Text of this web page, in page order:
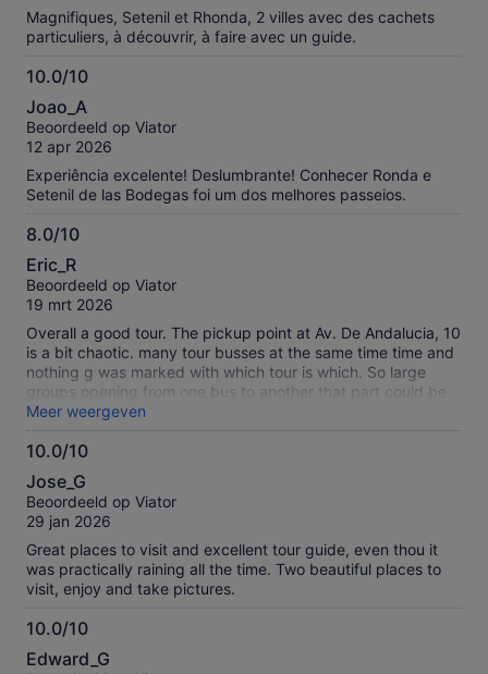
Magnifiques, Setenil et Rhonda, 2 villes avec des cachets
particuliers, à découvrir, à faire avec un guide.
10.0/10
10.0
van
10
Joao_A
Beoordeeld op Viator
12 apr 2026
Experiência excelente! Deslumbrante! Conhecer Ronda e
Setenil de las Bodegas foi um dos melhores passeios.
8.0/10
8.0
van
10
Eric_R
Beoordeeld op Viator
19 mrt 2026
Overall a good tour. The pickup point at Av. De Andalucia, 10
is a bit chaotic. many tour busses at the same time time and
nothing g was marked with which tour is which. So large
groups opening from one bus to another that part could be
organized a bit better. And at least put signs up. Otherwise a
worthy tour from Malaga as Setenil and Ronda (and most of
the drive is beautiful)
Meer weergeven
10.0/10
10.0
van
10
Jose_G
Beoordeeld op Viator
29 jan 2026
Great places to visit and excellent tour guide, even thou it
was practically raining all the time. Two beautiful places to
visit, enjoy and take pictures.
10.0/10
10.0
Edward_G